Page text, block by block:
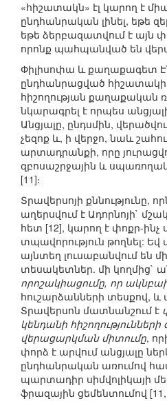
«հիշատակն» էլ կարող է
ընդհանրական լինել, եթե
եթե ձերբազատվում է այն
որոնք պահպանված են
Փիլիսոփա և քաղաքագետ
ընդհանրացված
հիշողության քաղաքական
նկարագրել է որպես
Անցյալը, ընդսմին,
չեզոք և, ի վերջո, նաև
արտադրանքի, որը
զբոսաշրջային և
[11]։
Տրավերսոյի քննությունը,
աղերսվում է Ադորնոյի`
հետ [12], կարող է փոքր-ինչ
տպավորություն թողնել: Եվ
այնտեղ լուսաբանվում են
տեսակետներ. մի կողմից`
որոշակիացումը, որ
հուշարձանների տեսքով, և
Տրավերսոն մատնանշում է
կենդանի
վերացարկման միտումը,
փորձ է արվում անցյալը
ընդհանրական առումով
պարտադիր սիմվոլիկայի
ֆրազային ցեմենտումով [11,